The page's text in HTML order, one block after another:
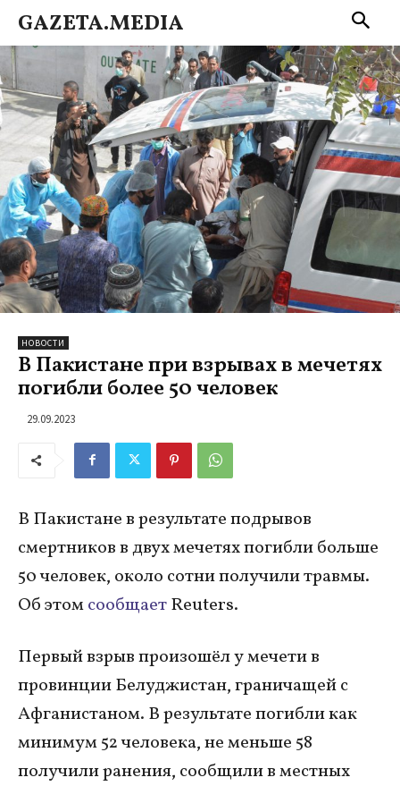
GAZETA.MEDIA
НОВОСТИ
В Пакистане при взрывах в мечетях
погибли более 50 человек
29.09.2023
В Пакистане в результате подрывов
смертников в двух мечетях погибли больше
50 человек, около сотни получили травмы.
Об этомсообщаетReuters.
Первый взрыв произошёл у мечети в
провинции Белуджистан, граничащей с
Афганистаном. В результате погибли как
минимум 52 человека, не меньше 58
получили ранения, сообщили в местных